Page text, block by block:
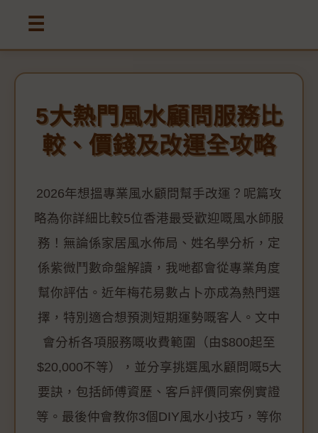
☰
5大熱門風水顧問服務比
較、價錢及改運全攻略
2026年想搵專業風水顧問幫手改運？呢篇攻
略為你詳細比較5位香港最受歡迎嘅風水師服
務！無論係家居風水佈局、姓名學分析，定
係紫微鬥數命盤解讀，我哋都會從專業角度
幫你評估。近年梅花易數占卜亦成為熱門選
擇，特別適合想預測短期運勢嘅客人。文中
會分析各項服務嘅收費範圍（由$800起至
$20,000不等），並分享挑選風水顧問嘅5大
要訣，包括師傅資歷、客戶評價同案例實證
等。最後仲會教你3個DIY風水小技巧，等你